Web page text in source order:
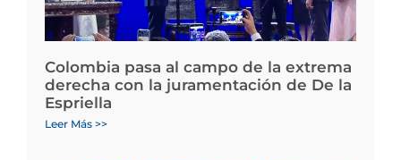
Colombia pasa al campo de la extrema
derecha con la juramentación de De la
Espriella
Leer Más >>